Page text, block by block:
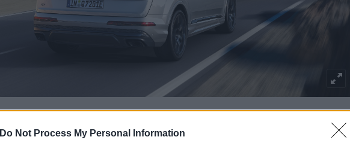
Do Not Process My Personal Information
kell egy hatalmas luxus-SUV. A BMW X5 és a Porsche Cayenne már kitaposta az